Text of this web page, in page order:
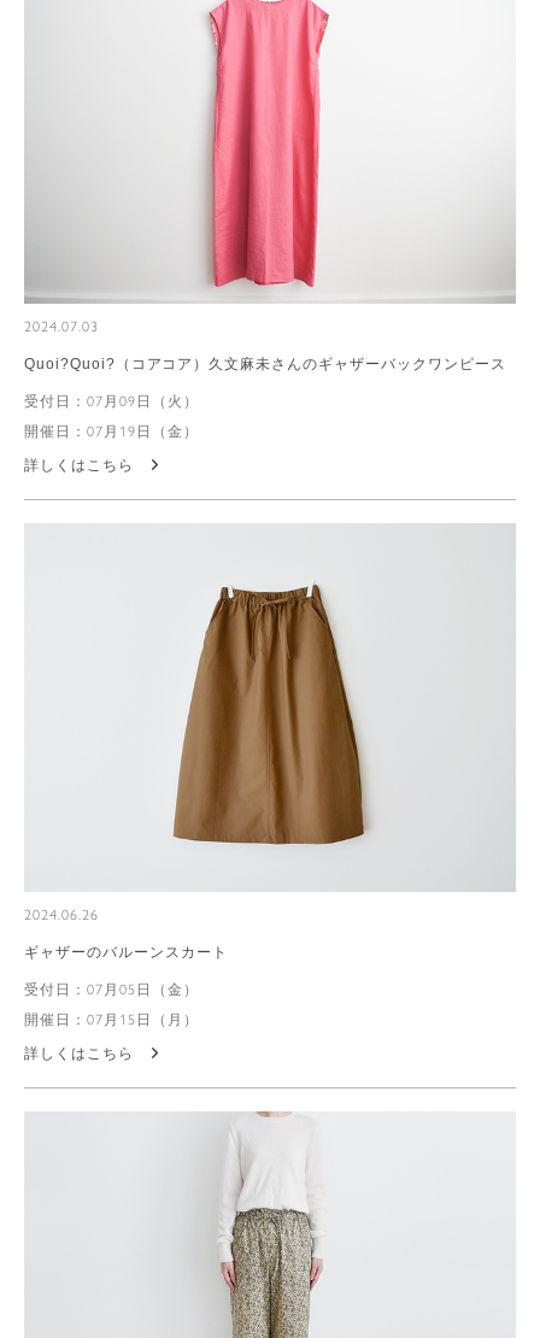
2024.07.03
Quoi?Quoi?（コアコア）久文麻未さんのギャザーバックワンピース
受付日：07月09日（火）
開催日：07月19日（金）
詳しくはこちら
2024.06.26
ギャザーのバルーンスカート
受付日：07月05日（金）
開催日：07月15日（月）
詳しくはこちら